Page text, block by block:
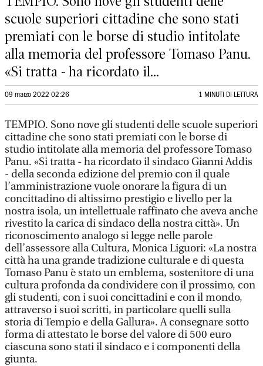
scuole superiori cittadine che sono stati
premiati con le borse di studio intitolate
alla memoria del professore Tomaso Panu.
«Si tratta - ha ricordato il...
09 marzo 2022 02:26 1 MINUTI DI LETTURA
TEMPIO. Sono nove gli studenti delle scuole superiori
cittadine che sono stati premiati con le borse di
studio intitolate alla memoria del professore Tomaso
Panu. «Si tratta - ha ricordato il sindaco Gianni Addis
- della seconda edizione del premio con il quale
l’amministrazione vuole onorare la figura di un
concittadino di altissimo prestigio e livello per la
nostra isola, un intellettuale raffinato che aveva anche
rivestito la carica di sindaco della nostra città». Un
riconoscimento analogo si legge nelle parole
dell’assessore alla Cultura, Monica Liguori: «La nostra
città ha una grande tradizione culturale e di questa
Tomaso Panu è stato un emblema, sostenitore di una
cultura profonda da condividere con il prossimo, con
gli studenti, con i suoi concittadini e con il mondo,
attraverso i suoi scritti, in particolare quelli sulla
storia di Tempio e della Gallura». A consegnare sotto
forma di attestato le borse del valore di 500 euro
ciascuna sono stati il sindaco e i componenti della
giunta.